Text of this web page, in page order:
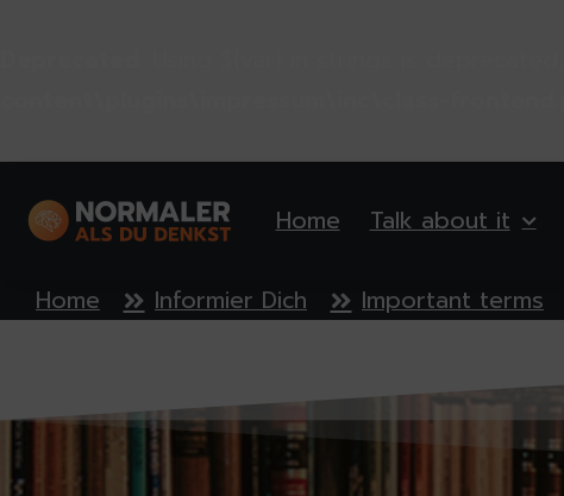
Home Talk about it
Home Informier Dich Important terms